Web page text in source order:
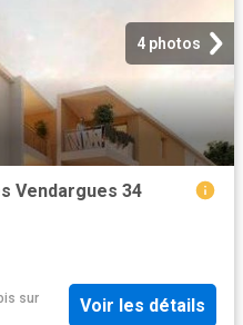
4 photos
Vendargues 34
sur
Voir les détails